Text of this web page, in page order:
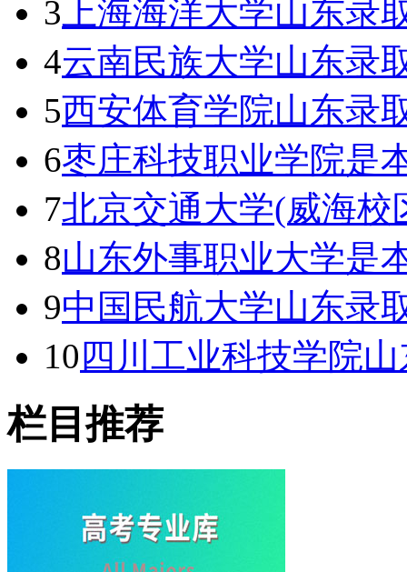
3 上海海洋大学山东录
4云南民族大学山东录
5西安体育学院山东录
6枣庄科技职业学院是
7北京交通大学(威海
8山东外事职业大学是
9中国民航大学山东录
10四川工业科技学院
栏目推荐